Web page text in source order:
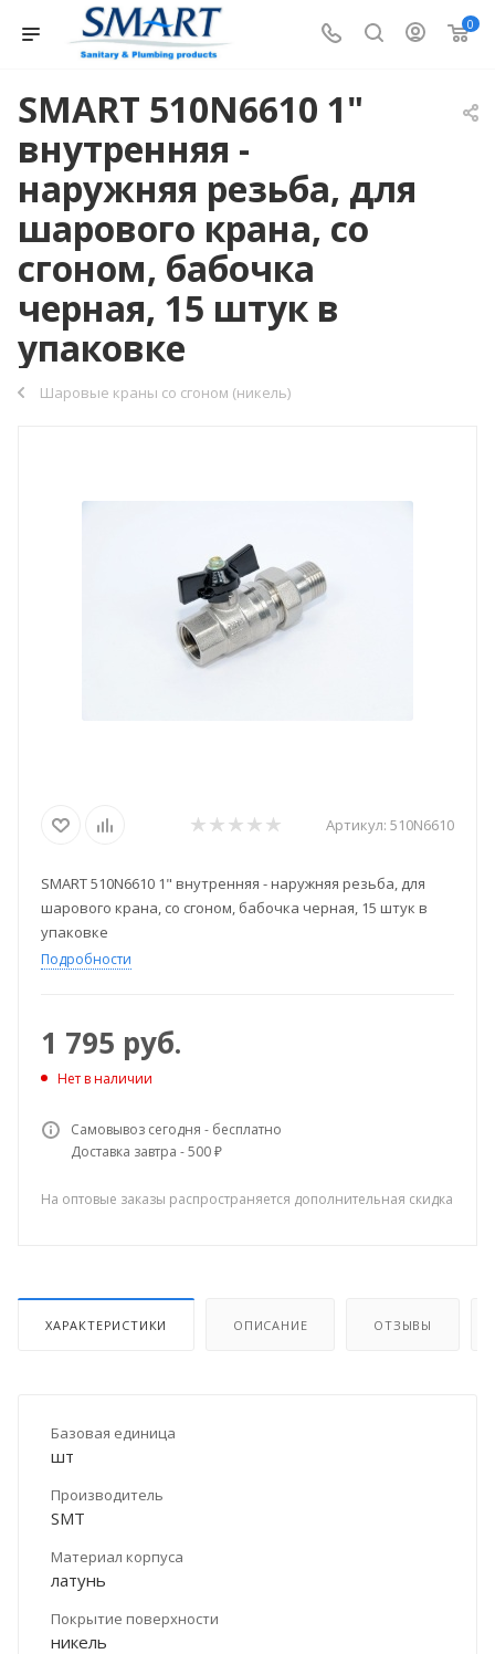
0
SMART 510N6610 1"
внутренняя -
наружняя резьба, для
шарового крана, со
сгоном, бабочка
черная, 15 штук в
упаковке
Шаровые краны со сгоном (никель)
Артикул: 510N6610
SMART 510N6610 1" внутренняя - наружняя резьба, для
шарового крана, со сгоном, бабочка черная, 15 штук в
упаковке
Подробности
1 795 руб.
Нет в наличии
Самовывоз сегодня - бесплатно
Доставка завтра - 500 ₽
На оптовые заказы распространяется дополнительная скидка
ХАРАКТЕРИСТИКИ ОПИСАНИЕ ОТЗЫВЫ
Базовая единица
шт
Производитель
SMT
Материал корпуса
латунь
Покрытие поверхности
никель